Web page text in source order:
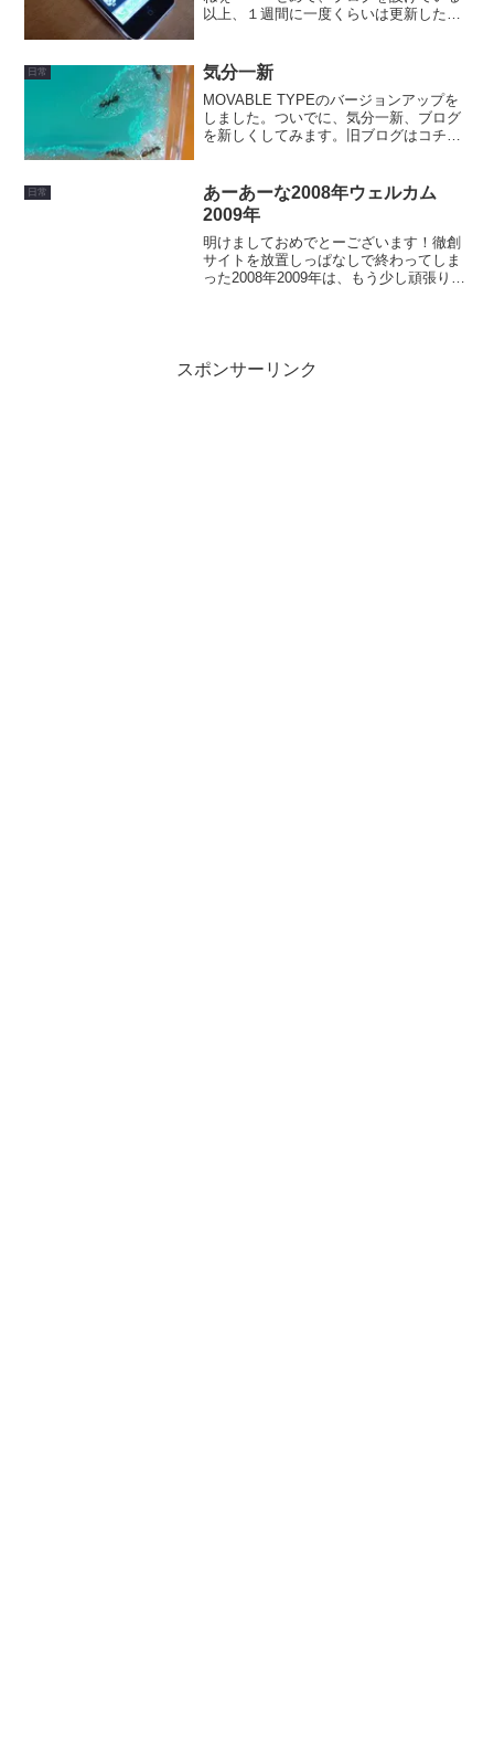
以上、１週間に一度くらいは更新したい
ましたよ。相互リンクの依頼を結構いた
だいているのですが、もう...
日常 気分一新
MOVABLE TYPEのバージョンアップを
しました。ついでに、気分一新、ブログ
を新しくしてみます。旧ブログはコチラ
のが、手一杯（面倒？ｗ）になったの
で、とりあえずte...
日常
あーあーな2008年ウェルカム
2009年
明けましておめでとーございます！徹創
サイトを放置しっぱなしで終わってしま
った2008年2009年は、もう少し頑張りま
スポンサーリンク